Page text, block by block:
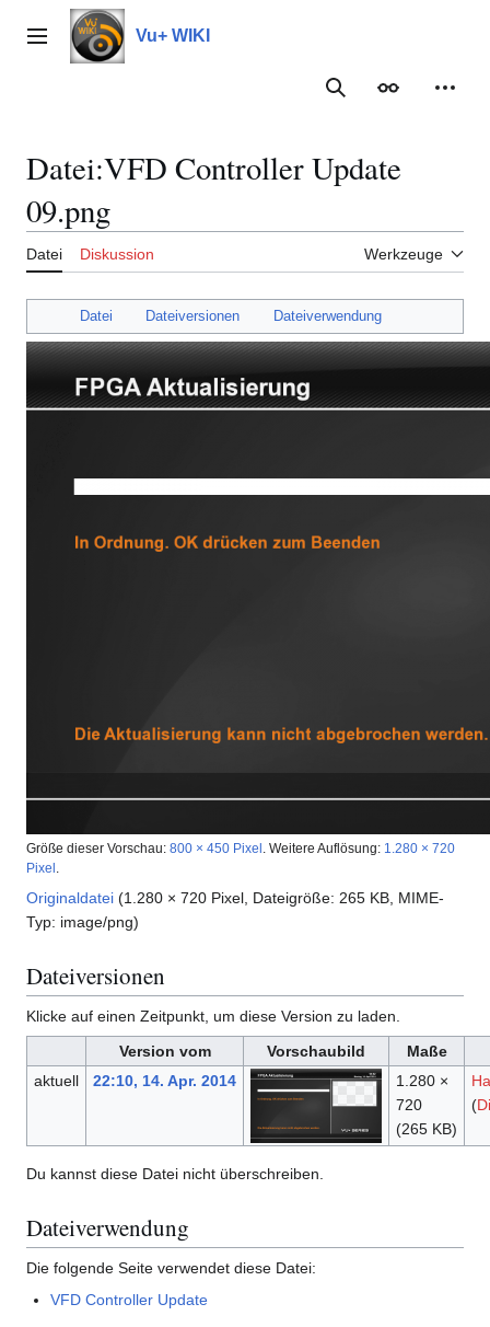
Inhalt
springenHauptmenü Vu+ WIKI
Suche
Datei:VFD Controller Update
09.png
Datei Diskussion Werkzeuge
Datei Dateiversionen Dateiverwendung
Größe dieser Vorschau: 800 × 450 Pixel Weitere Auflösung: 1.280 × 720
Pixel
Originaldatei (1.280 × 720 Pixel, Dateigröße: 265 KB, MIME-
Typ: image/png)
Dateiversionen
Klicke auf einen Zeitpunkt, um diese Version zu laden.
Version vom
Vorschaubild
Maße
aktuell
22:10, 14. Apr. 2014
1.280 ×
720
(265 KB)
(
Du kannst diese Datei nicht überschreiben.
Dateiverwendung
Die folgende Seite verwendet diese Datei:
VFD Controller Update